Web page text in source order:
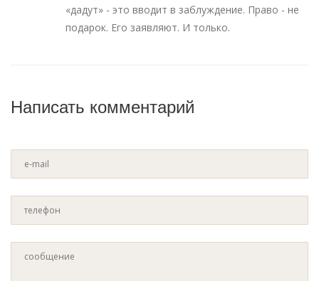
«дадут» - это вводит в заблуждение. Право - не
подарок. Его заявляют. И только.
Написать комментарий